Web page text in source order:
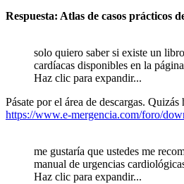
Respuesta: Atlas de casos prácticos
solo quiero saber si existe un
cardíacas disponibles en la
Haz clic para expandir...
Pásate por el área de descargas.
https://www.e-mergencia.com/foro/
me gustaría que ustedes me
manual de urgencias
Haz clic para expandir...